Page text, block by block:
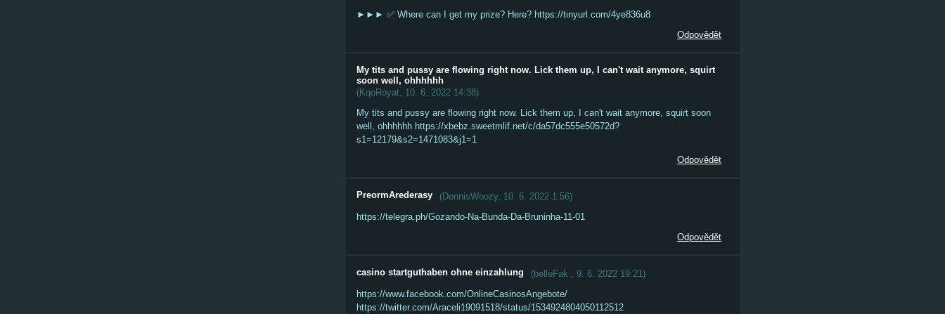
►►► ✅ Where can I get my prize? Here? https://tinyurl.com/4ye836u8
Odpovědět
My tits and pussy are flowing right now. Lick them up, I can't wait anymore, squirt
soon well, ohhhhhh
(KqoRoyat, 10. 6. 2022 14:38)
My tits and pussy are flowing right now. Lick them up, I can't wait anymore, squirt soon
well, ohhhhhh https://xbebz.sweetmlif.net/c/da57dc555e50572d?
s1=12179&s2=1471083&j1=1
Odpovědět
PreormArederasy (DennisWoozy, 10. 6. 2022 1:56)
https://telegra.ph/Gozando-Na-Bunda-Da-Bruninha-11-01
Odpovědět
casino startguthaben ohne einzahlung (belleFak , 9. 6. 2022 19:21)
https://www.facebook.com/OnlineCasinosAngebote/
https://twitter.com/Araceli19091518/status/1534924804050112512